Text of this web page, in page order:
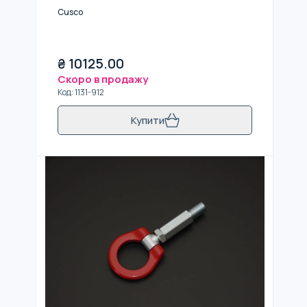
Cusco
₴ 10125.00
Скоро в продажу
Код:1131-912
Купити